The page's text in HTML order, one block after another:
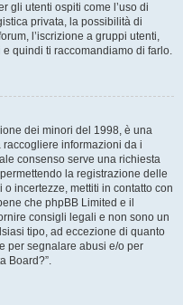
gli utenti ospiti come l’uso di
privata, la possibilità di
l’iscrizione a gruppi utenti,
quindi ti raccomandiamo di farlo.
dei minori del 1998, è una
raccogliere informazioni da i
consenso serve una richiesta
la registrazione delle
incertezze, mettiti in contatto con
che phpBB Limited e il
consigli legali e non sono un
tipo, ad eccezione di quanto
per segnalare abusi e/o per
Board?”.